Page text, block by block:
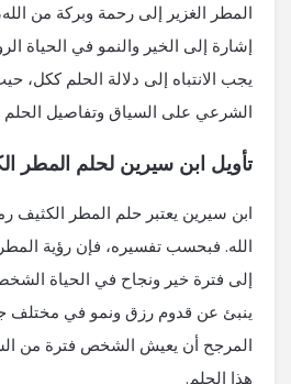
المطر الغزير إلى رحمة وبركة من
إشارة إلى الخير والنمو في الحياة
يجب الانتباه إلى دلالة الحلم ككل،
الشرعي على السياق وتفاصيل
تأويل ابن سيرين لحلم المطر
ابن سيرين يعتبر حلم المطر الكثيف
الله. فبحسب تفسيره، فإن رؤية
إلى فترة خير ونجاح في الحياة
ينبئ عن قدوم رزق ونمو في مختلف
المرجح أن يعيش الشخص فترة من
هذا الحلم.